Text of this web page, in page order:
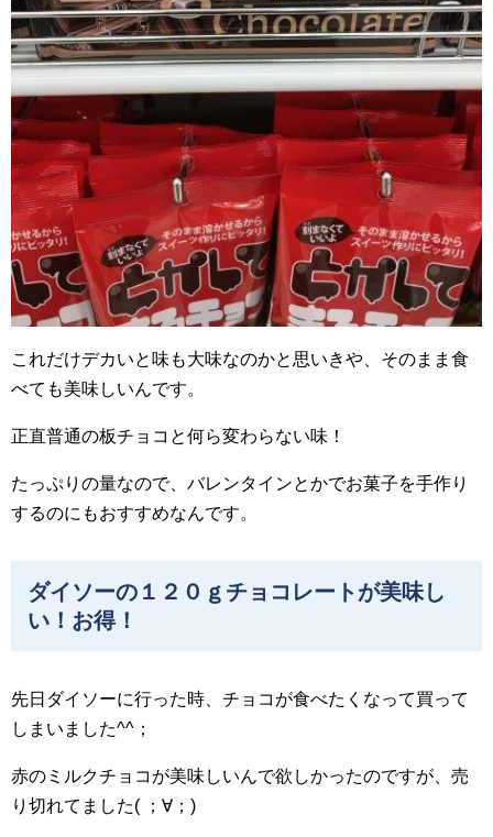
これだけデカいと味も大味なのかと思いきや、そのまま食
べても美味しいんです。
正直普通の板チョコと何ら変わらない味！
たっぷりの量なので、バレンタインとかでお菓子を手作り
するのにもおすすめなんです。
ダイソーの１２０ｇチョコレートが美味し
い！お得！
先日ダイソーに行った時、チョコが食べたくなって買って
しまいました^^；
赤のミルクチョコが美味しいんで欲しかったのですが、売
り切れてました( ；∀；)